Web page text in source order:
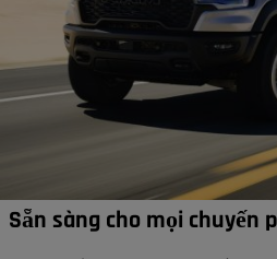
Sẵn sàng cho mọi chuyến